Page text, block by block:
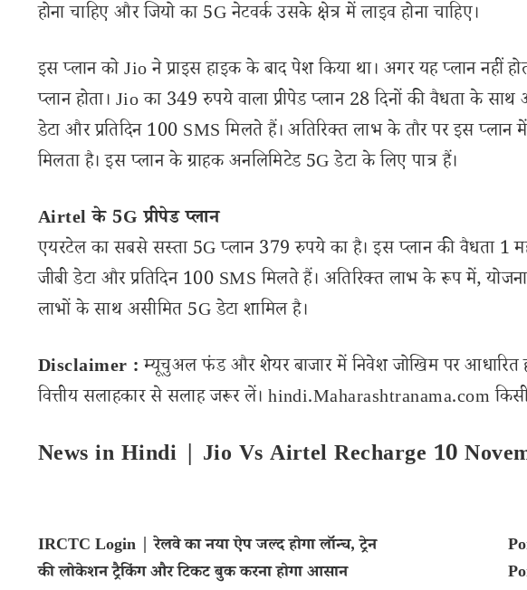
होना चाहिए और जियो का 5G नेटवर्क उसके क्षेत्र में लाइव होना चाहिए।
इस प्लान को Jio ने प्राइस हाइक के बाद पेश किया था। अगर यह प्लान नहीं
प्लान होता। Jio का 349 रुपये वाला प्रीपेड प्लान 28 दिनों की वैधता के
डेटा और प्रतिदिन 100 SMS मिलते हैं। अतिरिक्त लाभ के तौर पर इस
मिलता है। इस प्लान के ग्राहक अनलिमिटेड 5G डेटा के लिए पात्र हैं।
Airtel के 5G प्रीपेड प्लान
एयरटेल का सबसे सस्ता 5G प्लान 379 रुपये का है। इस प्लान की वैधता 1
जीबी डेटा और प्रतिदिन 100 SMS मिलते हैं। अतिरिक्त लाभ के रूप में,
लाभों के साथ असीमित 5G डेटा शामिल है।
Disclaimer :म्यूचुअल फंड और शेयर बाजार में निवेश जोखिम पर
वित्तीय सलाहकार से सलाह जरूर लें। hindi.Maharashtranama.com किसी
News in Hindi | Jio Vs Airtel Recharge 10
IRCTC Login | रेलवे का नया ऐप जल्द होगा लॉन्च, ट्रेन
की लोकेशन ट्रैकिंग और टिकट बुक करना होगा आसान